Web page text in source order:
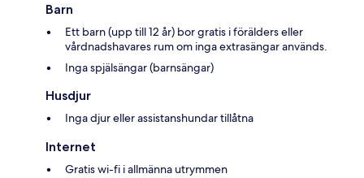
Barn
Ett barn (upp till 12 år) bor gratis i förälders eller
vårdnadshavares rum om inga extrasängar används.
Inga spjälsängar (barnsängar)
Husdjur
Inga djur eller assistanshundar tillåtna
Internet
Gratis wi-fi i allmänna utrymmen